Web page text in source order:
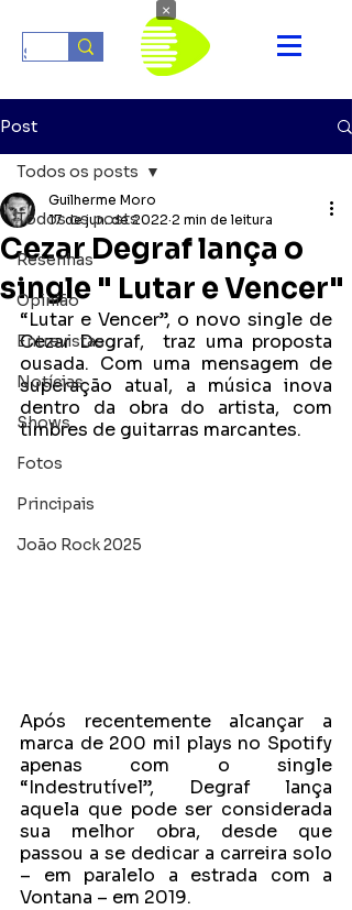
Post
Todos os posts
Resenhas
Opinião
Entrevistas
Notícias
Shows
Fotos
Principais
João Rock 2025
Todos os posts
Cezar Degraf lança o
single " Lutar e Vencer"
Guilherme Moro
17 de jun. de 2022 2 min de leitura
“Lutar e Vencer”, o novo single de
Cezar Degraf,  traz uma proposta
ousada. Com uma mensagem de
superação atual, a música inova
dentro da obra do artista, com
timbres de guitarras marcantes.
Após recentemente alcançar a
marca de 200 mil plays no Spotify
apenas com o single
“Indestrutível”, Degraf lança
aquela que pode ser considerada
sua melhor obra, desde que
passou a se dedicar a carreira solo
– em paralelo a estrada com a
Vontana – em 2019.
×